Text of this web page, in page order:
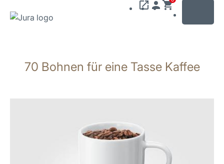
wechseln
wechseln
70 Bohnen für eine Tasse Kaffee